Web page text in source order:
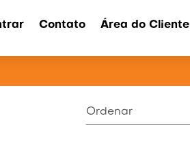
Contato Área do Cliente
Ordenar